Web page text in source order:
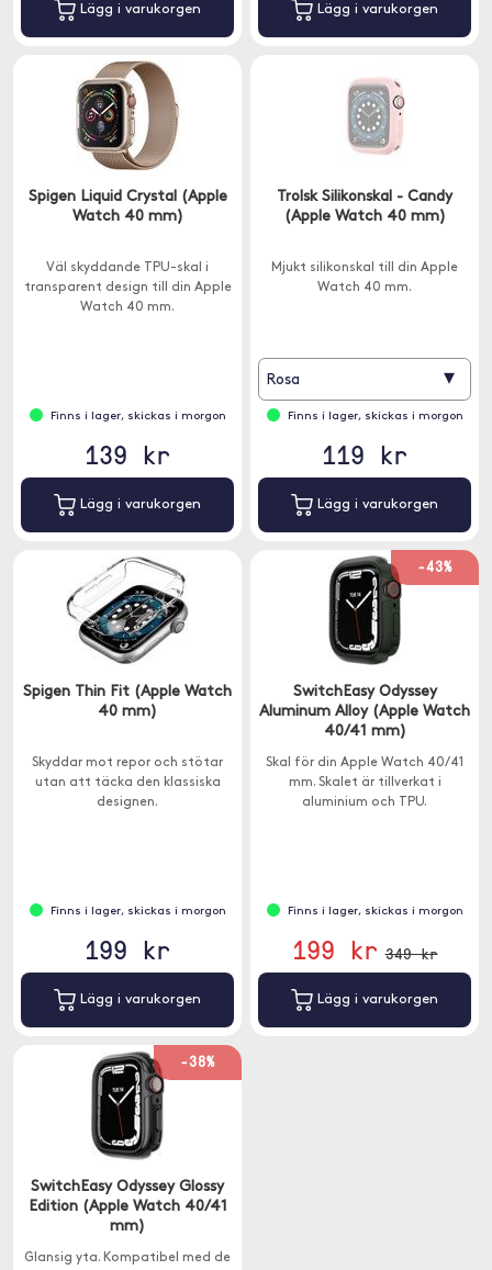
Lägg i varukorgen Lägg i varukorgen
Spigen Liquid Crystal (Apple
Watch 40 mm)
Väl skyddande TPU-skal i
transparent design till din Apple
Watch 40 mm.
Finns i lager, skickas i morgon
139 kr
Lägg i varukorgen
Trolsk Silikonskal - Candy
(Apple Watch 40 mm)
Mjukt silikonskal till din Apple
Watch 40 mm.
Rosa ▾
Finns i lager, skickas i morgon
119 kr
Lägg i varukorgen
Spigen Thin Fit (Apple Watch
40 mm)
Skyddar mot repor och stötar
utan att täcka den klassiska
designen.
Finns i lager, skickas i morgon
199 kr
Lägg i varukorgen
-43%
SwitchEasy Odyssey
Aluminum Alloy (Apple Watch
40/41 mm)
Skal för din Apple Watch 40/41
mm. Skalet är tillverkat i
aluminium och TPU.
Finns i lager, skickas i morgon
199 kr 349 kr
Lägg i varukorgen
-38%
SwitchEasy Odyssey Glossy
Edition (Apple Watch 40/41
mm)
Glansig yta. Kompatibel med de